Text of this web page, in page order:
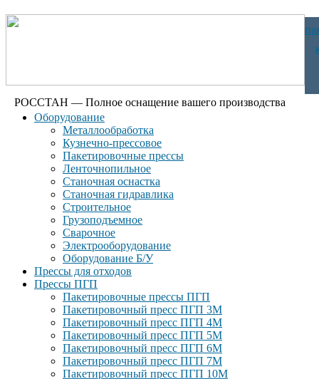
РОССТАН — Полное оснащение вашего производства
Оборудование
Металлообработка
Кузнечно-прессовое
Пакетировочные прессы
Ленточнопильное
Станочная оснастка
Станочная гидравлика
Строительное
Грузоподъемное
Сварочное
Электрооборудование
Оборудование Б/У
Прессы для отходов
Прессы ПГП
Пакетировочные прессы ПГП
Пакетировочный пресс ПГП 3М
Пакетировочный пресс ПГП 4М
Пакетировочный пресс ПГП 5М
Пакетировочный пресс ПГП 6М
Пакетировочный пресс ПГП 7М
Пакетировочный пресс ПГП 10М